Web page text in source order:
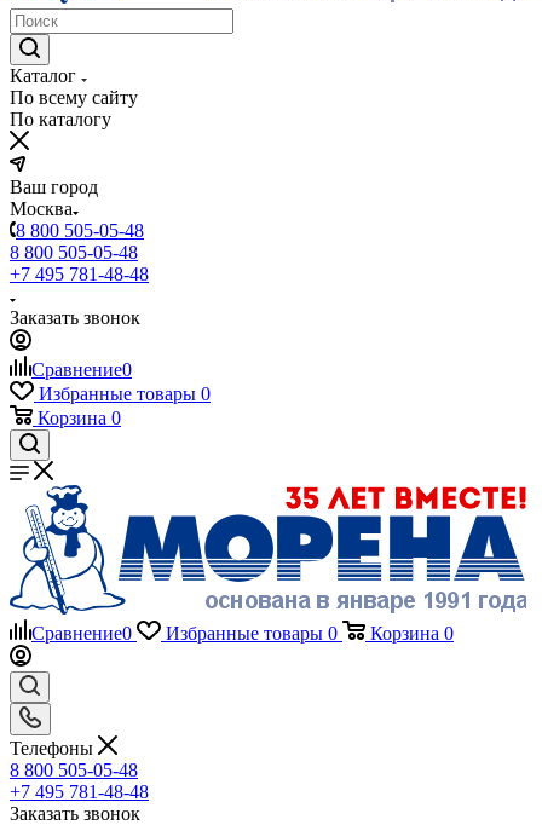
Каталог
По всему сайту
По каталогу
Ваш город
Москва
8 800 505-05-48
8 800 505-05-48
+7 495 781-48-48
Заказать звонок
Сравнение0
Избранные товары 0
Корзина 0
Сравнение0 Избранные товары 0 Корзина 0
Телефоны
8 800 505-05-48
+7 495 781-48-48
Заказать звонок